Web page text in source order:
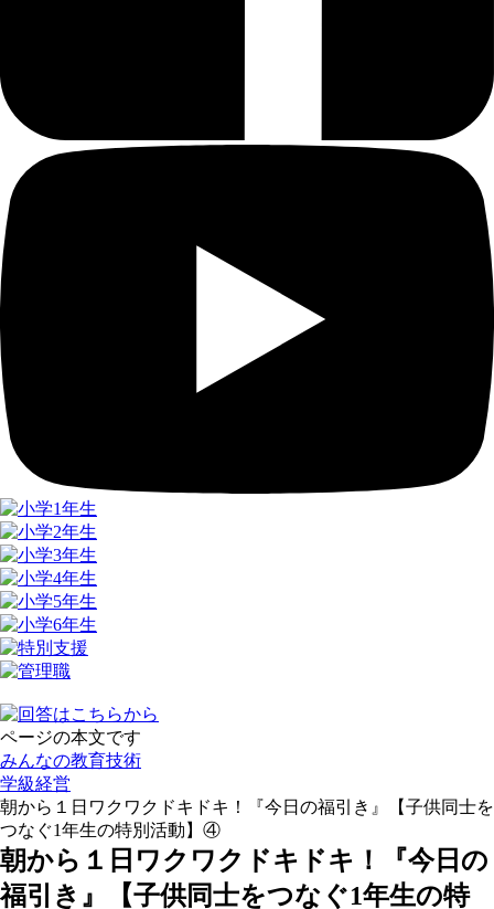
ページの本文です
みんなの教育技術
学級経営
朝から１日ワクワクドキドキ！『今日の福引き』【子供同士を
つなぐ1年生の特別活動】④
朝から１日ワクワクドキドキ！『今日の
福引き』【子供同士をつなぐ1年生の特